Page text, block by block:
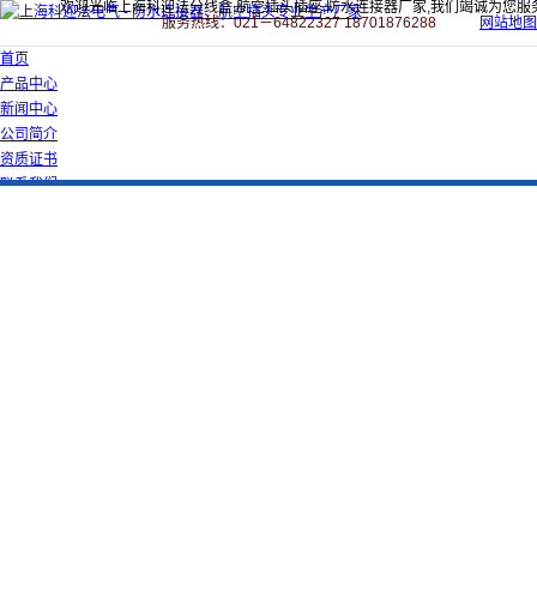
欢迎光临上海科迎法分线盒,航空插头插座,防水连接器厂家,我们竭诚为您服
服务热线：021－64822327 18701876288
网站地图
首页
产品中心
新闻中心
公司简介
资质证书
联系我们